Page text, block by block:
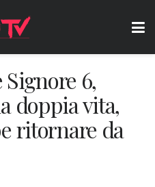
6,
doppia vita,
ritornare da